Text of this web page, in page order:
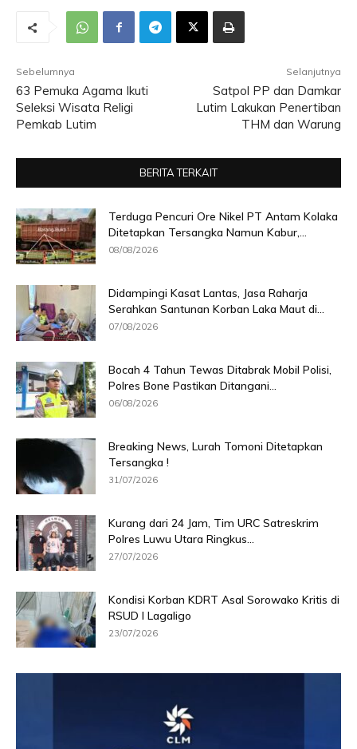
Sebelumnya
63 Pemuka Agama Ikuti
Seleksi Wisata Religi
Pemkab Lutim
Selanjutnya
Satpol PP dan Damkar
Lutim Lakukan Penertiban
THM dan Warung
BERITA TERKAIT
Terduga Pencuri Ore Nikel PT Antam Kolaka
Ditetapkan Tersangka Namun Kabur,...
08/08/2026
Didampingi Kasat Lantas, Jasa Raharja
Serahkan Santunan Korban Laka Maut di...
07/08/2026
Bocah 4 Tahun Tewas Ditabrak Mobil Polisi,
Polres Bone Pastikan Ditangani...
06/08/2026
Breaking News, Lurah Tomoni Ditetapkan
Tersangka !
31/07/2026
Kurang dari 24 Jam, Tim URC Satreskrim
Polres Luwu Utara Ringkus...
27/07/2026
Kondisi Korban KDRT Asal Sorowako Kritis di
RSUD I Lagaligo
23/07/2026